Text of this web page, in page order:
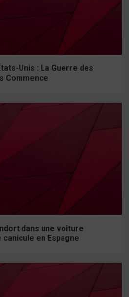
Unis : La Guerre des
Commence
dans une voiture
en Espagne